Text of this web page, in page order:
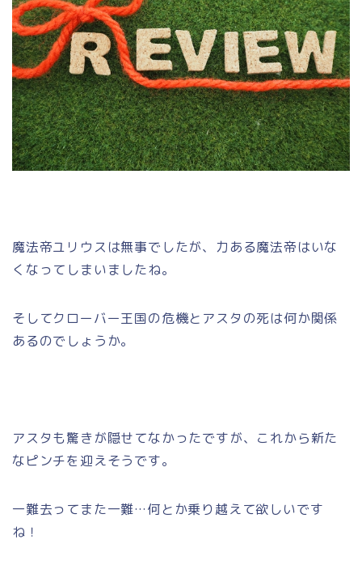
魔法帝ユリウスは無事でしたが、力ある魔法帝はいな
くなってしまいましたね。
そしてクローバー王国の危機とアスタの死は何か関係
あるのでしょうか。
アスタも驚きが隠せてなかったですが、これから新た
なピンチを迎えそうです。
一難去ってまた一難…何とか乗り越えて欲しいです
ね！